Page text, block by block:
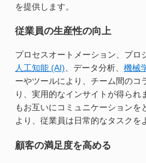
を提供します。
従業員の生産性の向上
プロセスオートメーション、プロ
人工知能 (AI)、データ分析、 機械
ーやツールにより、チーム間のコ
り、実用的なインサイトが得られ
もお互いにコミュニケーションを
より、従業員は日常的なタスクを
顧客の満足度を高める